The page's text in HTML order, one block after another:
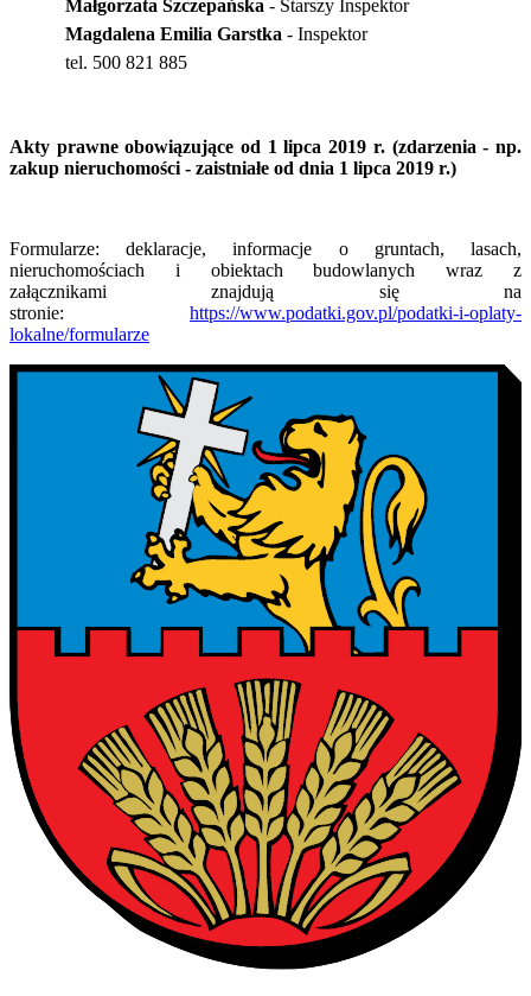
Małgorzata Szczepańska - Starszy Inspektor
Magdalena Emilia Garstka- Inspektor
tel. 500 821 885
Akty prawne obowiązujące od 1 lipca 2019 r. (zdarzenia - np.
zakup nieruchomości - zaistniałe od dnia 1 lipca 2019 r.)
Formularze: deklaracje, informacje o gruntach, lasach,
nieruchomościach i obiektach budowlanych wraz z
załącznikami znajdują się na
stronie: https://www.podatki.gov.pl/podatki-i-oplaty-
lokalne/formularze